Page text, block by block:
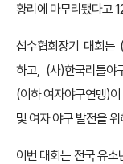
황리에 마무리됐다고
섭수협회장기 대회는
하고, (사)한국리틀야
(이하 여자야구연맹)
및 여자 야구 발전을
이번 대회는 전국 유